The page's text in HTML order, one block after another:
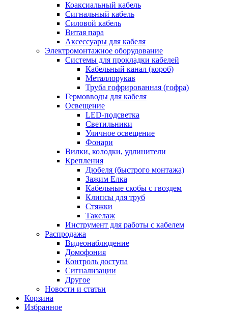
Коаксиальный кабель
Сигнальный кабель
Силовой кабель
Витая пара
Аксессуары для кабеля
Электромонтажное оборудование
Системы для прокладки кабелей
Кабельный канал (короб)
Металлорукав
Труба гофрированная (гофра)
Гермовводы для кабеля
Освещение
LED-подсветка
Светильники
Уличное освещение
Фонари
Вилки, колодки, удлинители
Крепления
Дюбеля (быстрого монтажа)
Зажим Елка
Кабельные скобы с гвоздем
Клипсы для труб
Стяжки
Такелаж
Инструмент для работы с кабелем
Распродажа
Видеонаблюдение
Домофония
Контроль доступа
Сигнализации
Другое
Новости и статьи
Корзина
Избранное